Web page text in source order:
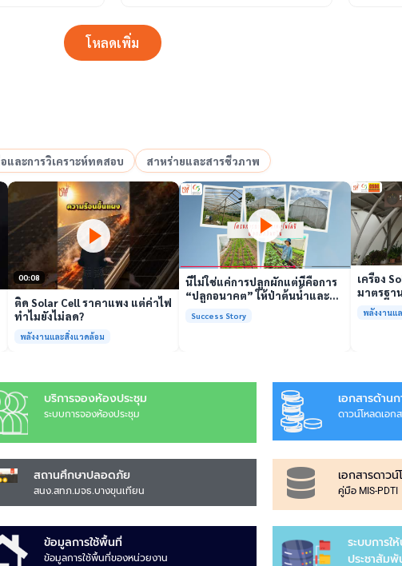
โหลดเพิ่ม
อและการวิเคราะห์ทดสอบ สาหร่ายและสารชีวภาพ
เล่นวิดีโอ
00:08
ติด Solar Cell ราคาแพง แต่ค่าไฟ
ทำไมยังไม่ลด?
พลังงานและสิ่งแวดล้อม
เล่นวิดีโอ
นี่ไม่ใช่แค่การปลูกผักแต่นี่คือการ
“ปลูกอนาคต” ให้ป่าต้นน้ำและ
Success Story
เครื่อง
มาตรฐา
รับรองม
พร้อมใ
พลังงานแ
บริการจองห้องประชุม
ระบบการจองห้องประชุม
เอกสารด้านก
ดาวน์โหลดเอก
สถานศึกษาปลอดภัย
สนง.สทภ.มจธ.บางขุนเทียน
เอกสารดาว
คู่มือ MIS-PDTI
ข้อมูลการใช้พื้นที่
ข้อมูลการใช้พื้นที่ของหน่วยงาน
ระบบการใ
ประชาสัมพั